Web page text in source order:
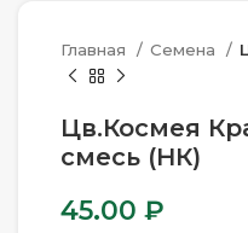
Главная Семена
Цв.Космея
смесь (НК)
45.00 ₽